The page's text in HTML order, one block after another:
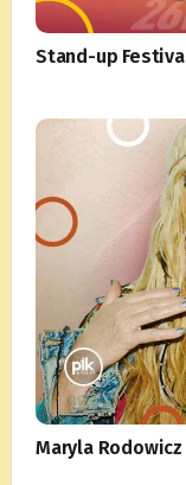
Stand-up
Maryla